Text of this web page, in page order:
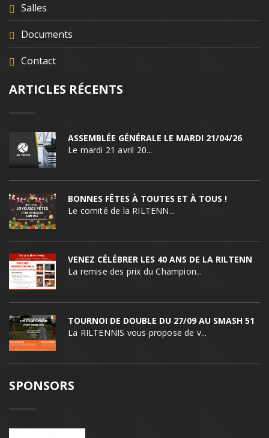
Salles
Documents
Contact
ARTICLES RÉCENTS
ASSEMBLÉE GÉNÉRALE LE MARDI 21/04/26
Le mardi 21 avril 20...
BONNES FÊTES À TOUTES ET À TOUS !
Le comité de la RILTENN...
La remise des prix du Champion...
TOURNOI DE DOUBLE DU 27/09 AU SMASH 51
La RILTENNIS vous propose de v...
SPONSORS